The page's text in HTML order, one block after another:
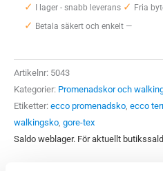
Pitkin
✓ I lager - snabb leverans ✓ Fria
✓ Betala säkert och enkelt —
Artikelnr: 5043
Kategorier: Promenadskor och
Etiketter: ecco promenadsko ecco
walkingsko gore-tex
Saldo weblager. För aktuellt